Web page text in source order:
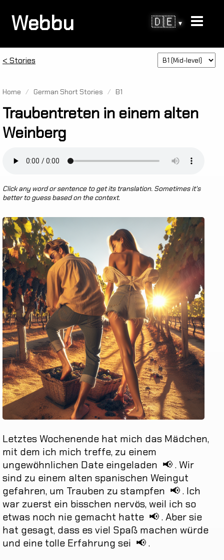
Webbu 🇩🇪▾
< Stories
Home / German Short Stories / B1
Traubentreten in einem alten
Weinberg
Click any word or sentence to get its translation. Sometimes it's
better to guess based on the context.
LetztesWochenende hat mich das Mädchen,
mit dem ich mich treffe, zu einem
ungewöhnlichen Date eingeladen 📢. Wir
sind zu einem alten spanischen Weingut
gefahren, um Trauben zu stampfen 📢. Ich
war zuerst ein bisschen nervös,weil ich so
etwas noch nie gemacht hatte 📢. Abersie
hat gesagt, dass esviel Spaß machen würde
und eine tolle Erfahrung sei 📢.